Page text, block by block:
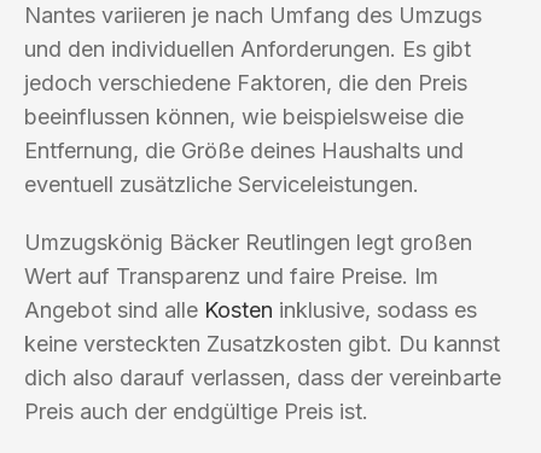
Nantes variieren je nach Umfang des Umzugs
und den individuellen Anforderungen. Es gibt
jedoch verschiedene Faktoren, die den Preis
beeinflussen können, wie beispielsweise die
Entfernung, die Größe deines Haushalts und
eventuell zusätzliche Serviceleistungen.
Umzugskönig Bäcker Reutlingen legt großen
Wert auf Transparenz und faire Preise. Im
Angebot sind alle Kosten inklusive, sodass es
keine versteckten Zusatzkosten gibt. Du kannst
dich also darauf verlassen, dass der vereinbarte
Preis auch der endgültige Preis ist.